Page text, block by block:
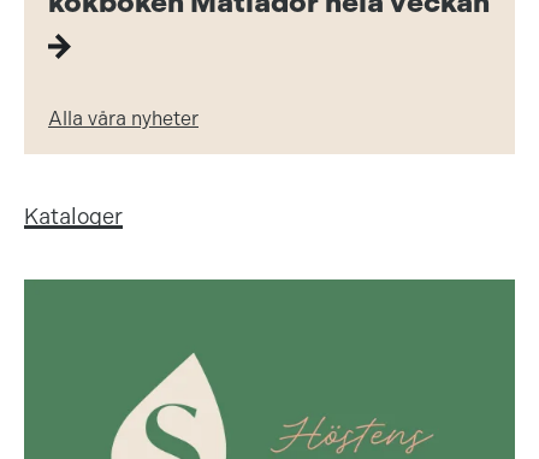
Alla våra nyheter
Kataloger